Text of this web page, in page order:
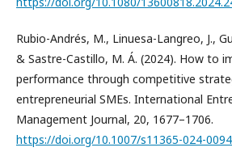
Rubio-Andrés, M., Linuesa-Langreo, J.,
& Sastre-Castillo, M. Á. (2024). How to
performance through competitive
entrepreneurial SMEs. International
Management Journal, 20, 1677–1706.
https://doi.org/10.1007/s11365-024-